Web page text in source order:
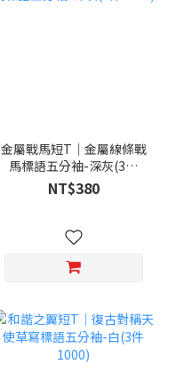
金屬戰馬短T｜金屬線條戰
馬標語五分袖-深灰(3件
1000)
NT$380